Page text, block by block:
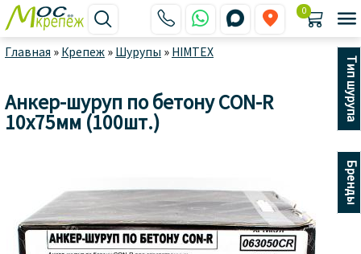
    
0 
Главная » Крепеж » Шурупы » HIMTEX
Тип шурупа
Бренды
Анкер-шуруп по бетону CON-R
10х75мм (100шт.)